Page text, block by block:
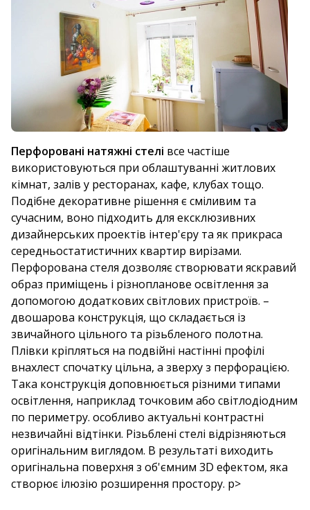
Перфоровані натяжні стелі все частіше
використовуються при облаштуванні житлових
кімнат, залів у ресторанах, кафе, клубах тощо.
Подібне декоративне рішення є сміливим та
сучасним, воно підходить для ексклюзивних
дизайнерських проектів інтер'єру та як прикраса
середньостатистичних квартир вирізами.
Перфорована стеля дозволяє створювати яскравий
образ приміщень і різнопланове освітлення за
допомогою додаткових світлових пристроїв. –
двошарова конструкція, що складається із
звичайного цільного та різьбленого полотна.
Плівки кріпляться на подвійні настінні профілі
внахлест спочатку цільна, а зверху з перфорацією.
Така конструкція доповнюється різними типами
освітлення, наприклад точковим або світлодіодним
по периметру. особливо актуальні контрастні
незвичайні відтінки. Різьблені стелі відрізняються
оригінальним виглядом. В результаті виходить
оригінальна поверхня з об'ємним 3D ефектом, яка
створює ілюзію розширення простору. p>